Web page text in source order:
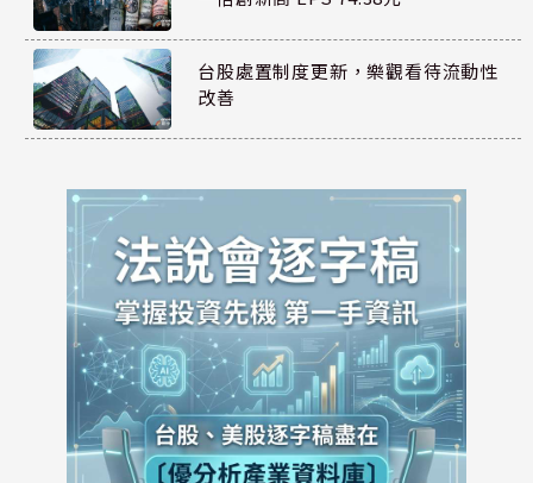
台股處置制度更新，樂觀看待流動性
改善